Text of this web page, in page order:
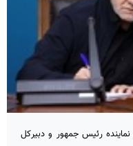
رئیس جمهور و دبیرکل